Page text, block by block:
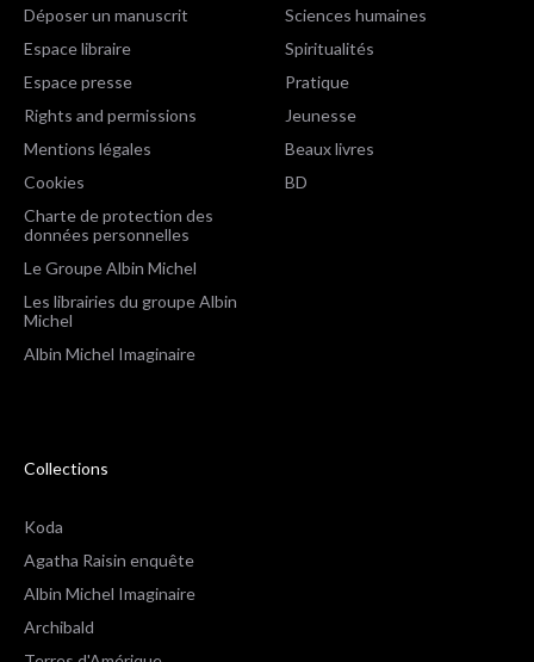
Déposer un manuscrit
Espace libraire
Espace presse
Rights and permissions
Mentions légales
Cookies
Charte de protection des
données personnelles
Le Groupe Albin Michel
Les librairies du groupe Albin
Michel
Albin Michel Imaginaire
Sciences humaines
Spiritualités
Pratique
Jeunesse
Beaux livres
BD
Collections
Koda
Agatha Raisin enquête
Albin Michel Imaginaire
Archibald